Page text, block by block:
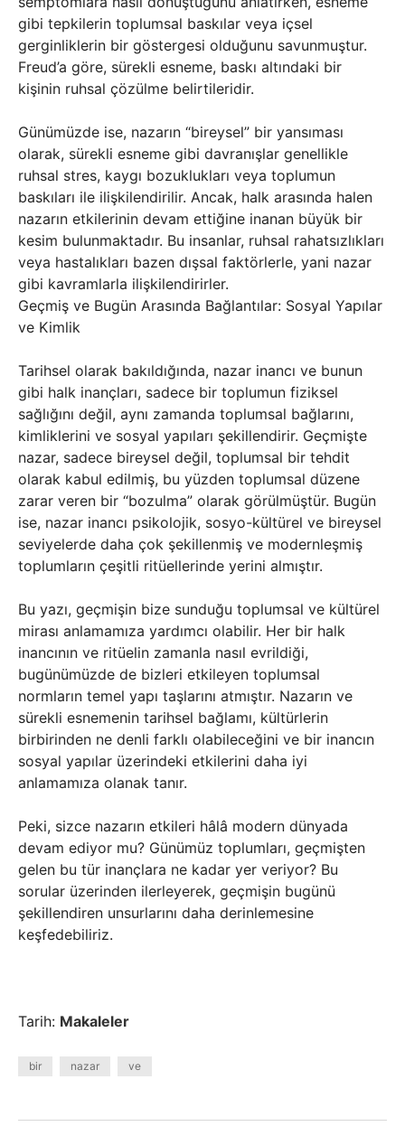
gibi tepkilerin toplumsal baskılar veya içsel
gerginliklerin bir göstergesi olduğunu savunmuştur.
Freud’a göre, sürekli esneme, baskı altındaki bir
kişinin ruhsal çözülme belirtileridir.
Günümüzde ise, nazarın “bireysel” bir yansıması
olarak, sürekli esneme gibi davranışlar genellikle
ruhsal stres, kaygı bozuklukları veya toplumun
baskıları ile ilişkilendirilir. Ancak, halk arasında halen
nazarın etkilerinin devam ettiğine inanan büyük bir
kesim bulunmaktadır. Bu insanlar, ruhsal rahatsızlıkları
veya hastalıkları bazen dışsal faktörlerle, yani nazar
gibi kavramlarla ilişkilendirirler.
Geçmiş ve Bugün Arasında Bağlantılar: Sosyal Yapılar
ve Kimlik
Tarihsel olarak bakıldığında, nazar inancı ve bunun
gibi halk inançları, sadece bir toplumun fiziksel
sağlığını değil, aynı zamanda toplumsal bağlarını,
kimliklerini ve sosyal yapıları şekillendirir. Geçmişte
nazar, sadece bireysel değil, toplumsal bir tehdit
olarak kabul edilmiş, bu yüzden toplumsal düzene
zarar veren bir “bozulma” olarak görülmüştür. Bugün
ise, nazar inancı psikolojik, sosyo-kültürel ve bireysel
seviyelerde daha çok şekillenmiş ve modernleşmiş
toplumların çeşitli ritüellerinde yerini almıştır.
Bu yazı, geçmişin bize sunduğu toplumsal ve kültürel
mirası anlamamıza yardımcı olabilir. Her bir halk
inancının ve ritüelin zamanla nasıl evrildiği,
bugünümüzde de bizleri etkileyen toplumsal
normların temel yapı taşlarını atmıştır. Nazarın ve
sürekli esnemenin tarihsel bağlamı, kültürlerin
birbirinden ne denli farklı olabileceğini ve bir inancın
sosyal yapılar üzerindeki etkilerini daha iyi
anlamamıza olanak tanır.
Peki, sizce nazarın etkileri hâlâ modern dünyada
devam ediyor mu? Günümüz toplumları, geçmişten
gelen bu tür inançlara ne kadar yer veriyor? Bu
sorular üzerinden ilerleyerek, geçmişin bugünü
şekillendiren unsurlarını daha derinlemesine
keşfedebiliriz.
Tarih: Makaleler
bir nazar ve